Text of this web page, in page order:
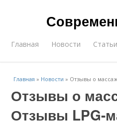
Главная Новости Статьи
Главная » Новости » Отзывы о
Отзывы о
Отзывы LPG-